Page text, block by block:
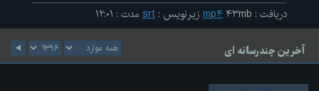
دریافت : mp۴ ۴۳mb زیرنویس :
srt مدت : ۱۲:۰۱
آخرین چندرسانه ای